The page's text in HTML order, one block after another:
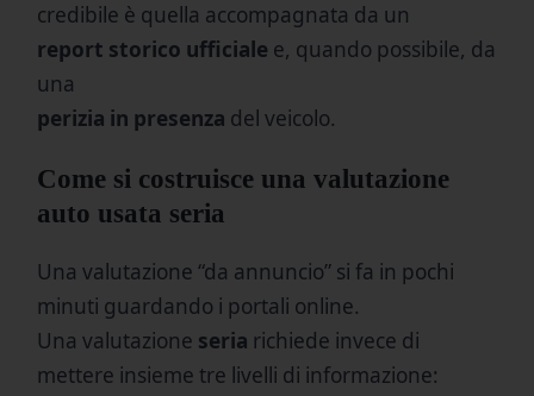
credibile è quella accompagnata da un
report storico ufficiale e, quando possibile, da
una
perizia in presenza del veicolo.
Come si costruisce una valutazione
auto usata seria
Una valutazione “da annuncio” si fa in pochi
minuti guardando i portali online.
Una valutazione seria richiede invece di
mettere insieme tre livelli di informazione: